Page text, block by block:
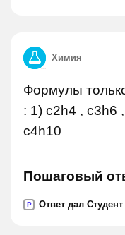
Химия
Формулы
: 1) c2h4 , c3h6
c4h10
Пошаговый
P Ответ дал Студент